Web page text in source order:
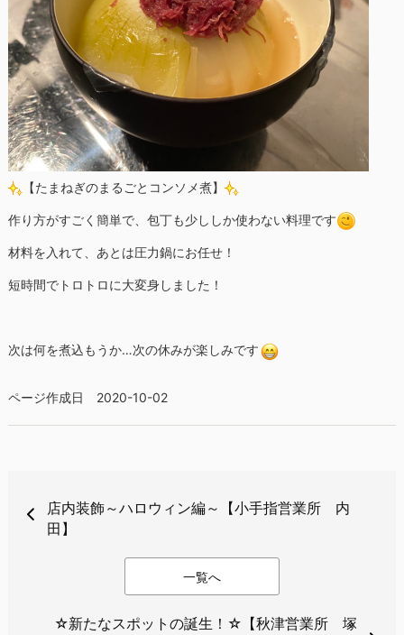
【たまねぎのまるごとコンソメ煮】
作り方がすごく簡単で、包丁も少ししか使わない料理です
材料を入れて、あとは圧力鍋にお任せ！
短時間でトロトロに大変身しました！
次は何を煮込もうか…次の休みが楽しみです
ページ作成日 2020-10-02
店内装飾～ハロウィン編～【小手指営業所 内
田】
一覧へ
☆新たなスポットの誕生！☆【秋津営業所 塚